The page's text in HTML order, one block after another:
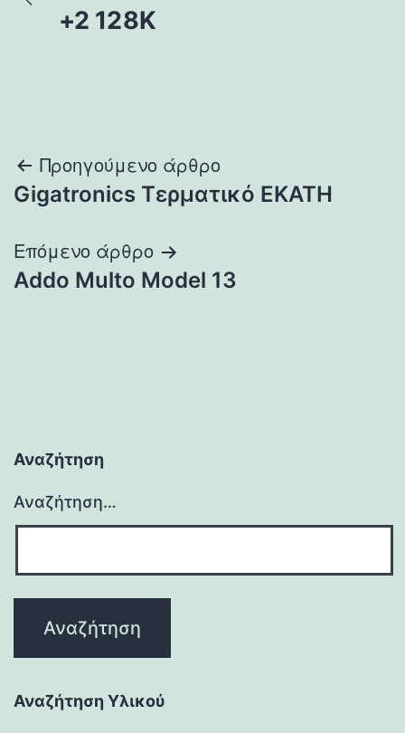
+2 128K
Πλοήγηση
άρθρων
Προηγούμενο άρθρο
Gigatronics Τερματικό ΕΚΑΤΗ
Επόμενο άρθρο
Addo Multo Model 13
Αναζήτηση
Αναζήτηση…
Αναζήτηση Υλικού